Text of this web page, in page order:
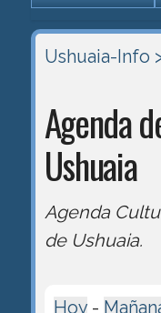
Ushuaia-Info
Agenda
Ushuaia
Agenda
de Ushuaia.
Hoy-